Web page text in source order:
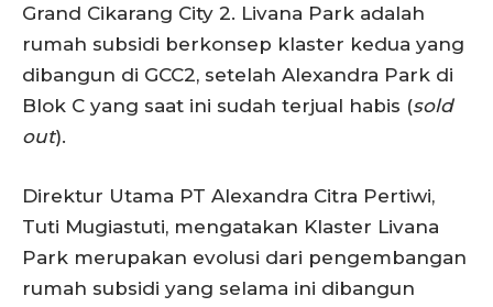
Grand Cikarang City 2. Livana Park adalah
rumah subsidi berkonsep klaster kedua yang
dibangun di GCC2, setelah Alexandra Park di
Blok C yang saat ini sudah terjual habis (sold
out).
Direktur Utama PT Alexandra Citra Pertiwi,
Tuti Mugiastuti, mengatakan Klaster Livana
Park merupakan evolusi dari pengembangan
rumah subsidi yang selama ini dibangun